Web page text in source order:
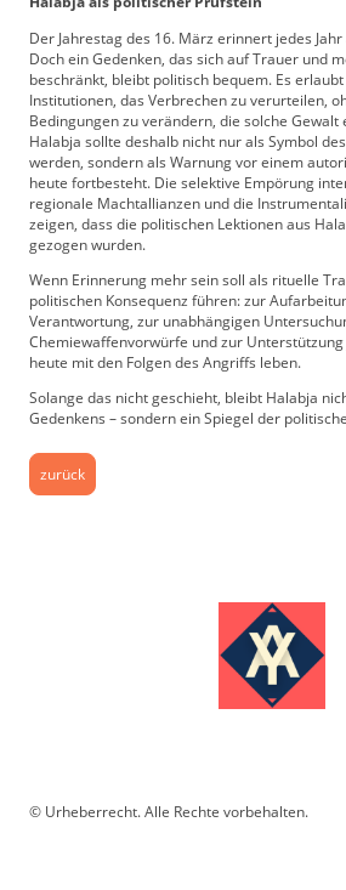
Der Jahrestag des 16. März erinnert jedes
Doch ein Gedenken, das sich auf Trauer und
beschränkt, bleibt politisch bequem. Es
Institutionen, das Verbrechen zu verurteilen,
Bedingungen zu verändern, die solche Gewalt
Halabja sollte deshalb nicht nur als Symbol
werden, sondern als Warnung vor einem
heute fortbesteht. Die selektive Empörung
regionale Machtallianzen und die
zeigen, dass die politischen Lektionen aus
gezogen wurden.
Wenn Erinnerung mehr sein soll als rituelle
politischen Konsequenz führen: zur
Verantwortung, zur unabhängigen
Chemiewaffenvorwürfe und zur
heute mit den Folgen des Angriffs leben.
Solange das nicht geschieht, bleibt Halabja
Gedenkens – sondern ein Spiegel der
zurück
© Urheberrecht. Alle Rechte vorbehalten.